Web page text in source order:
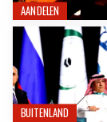
AANDELEN
BUITENLAND